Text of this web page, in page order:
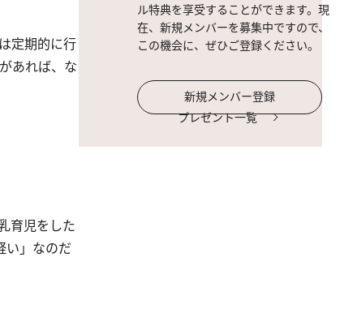
定期的に行
あれば、な
育児をした
い」なのだ
ル特典を享受することができます。現
在、新規メンバーを募集中ですので、
この機会に、ぜひご登録ください。
新規メンバー登録
プレゼント一覧